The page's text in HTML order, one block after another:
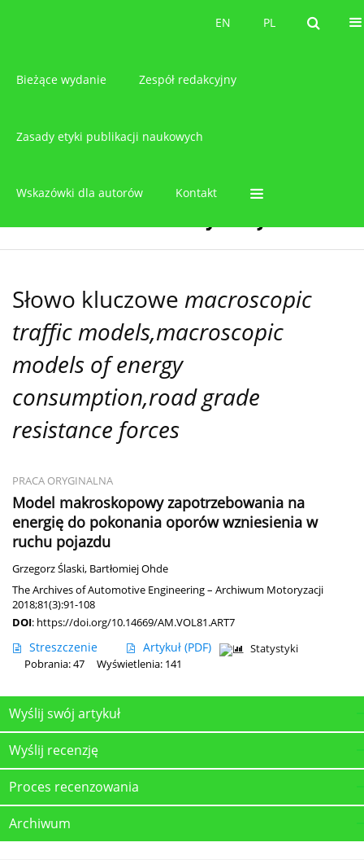
PL
EN PL
EN
Bieżące wydanie Zespół redakcyjny
Zasady etyki publikacji naukowych
Wskazówki dla autorów Kontakt
Słowo kluczowe macroscopic
traffic models,macroscopic
models of energy
consumption,road grade
resistance forces
PRACA ORYGINALNA
Model makroskopowy zapotrzebowania na
energię do pokonania oporów wzniesienia w
ruchu pojazdu
Grzegorz Ślaski, Bartłomiej Ohde
The Archives of Automotive Engineering – Archiwum Motoryzacji
2018;81(3):91-108
DOI: https://doi.org/10.14669/AM.VOL81.ART7
Streszczenie Artykuł (PDF)
Statystyki
Pobrania: 47
Wyświetlenia: 141
Wyślij swój artykuł
Wyślij recenzję
Proces recenzowania
Archiwum